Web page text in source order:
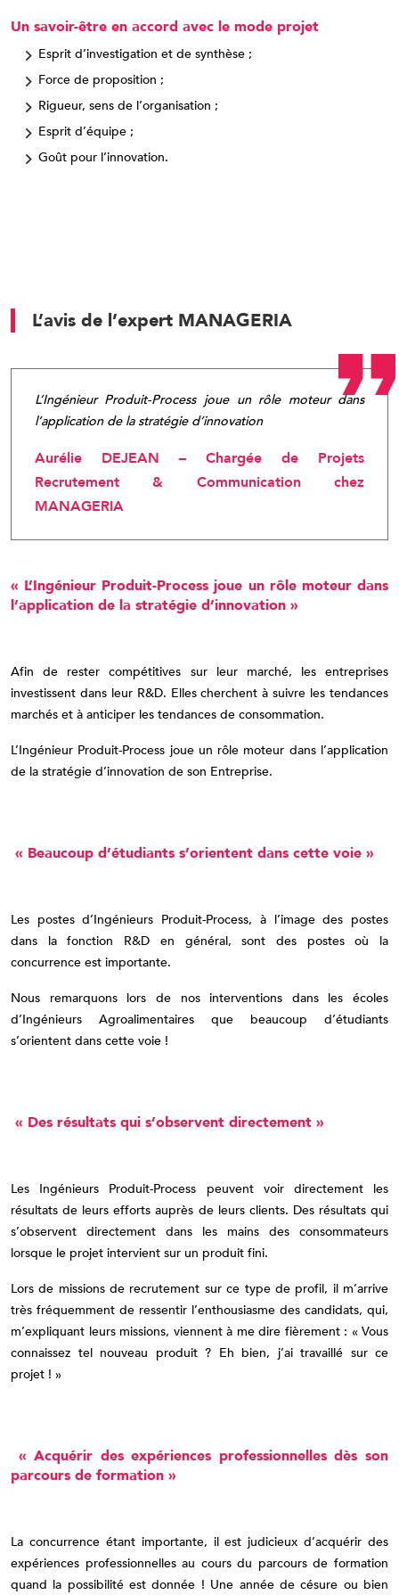
Un savoir-être en accord avec le mode projet
Esprit d’investigation et de synthèse ;
Force de proposition ;
Rigueur, sens de l’organisation ;
Esprit d’équipe ;
Goût pour l’innovation.
L’avis de l’expert MANAGERIA
L’Ingénieur Produit-Process joue un rôle moteur dans
l’application de la stratégie d’innovation
Aurélie DEJEAN – Chargée de Projets
Recrutement & Communication chez
MANAGERIA
« L’Ingénieur Produit-Process joue un rôle moteur dans
l’application de la stratégie d’innovation »
Afin de rester compétitives sur leur marché, les entreprises
investissent dans leur R&D. Elles cherchent à suivre les tendances
marchés et à anticiper les tendances de consommation.
L’Ingénieur Produit-Process joue un rôle moteur dans l’application
de la stratégie d’innovation de son Entreprise.
« Beaucoup d’étudiants s’orientent dans cette voie »
Les postes d’Ingénieurs Produit-Process, à l’image des postes
dans la fonction R&D en général, sont des postes où la
concurrence est importante.
Nous remarquons lors de nos interventions dans les écoles
d’Ingénieurs Agroalimentaires que beaucoup d’étudiants
s’orientent dans cette voie !
« Des résultats qui s’observent directement »
Les Ingénieurs Produit-Process peuvent voir directement les
résultats de leurs efforts auprès de leurs clients. Des résultats qui
s’observent directement dans les mains des consommateurs
lorsque le projet intervient sur un produit fini.
Lors de missions de recrutement sur ce type de profil, il m’arrive
très fréquemment de ressentir l’enthousiasme des candidats, qui,
m’expliquant leurs missions, viennent à me dire fièrement : « Vous
connaissez tel nouveau produit ? Eh bien, j’ai travaillé sur ce
projet ! »
« Acquérir des expériences professionnelles dès son
parcours de formation »
La concurrence étant importante, il est judicieux d’acquérir des
expériences professionnelles au cours du parcours de formation
quand la possibilité est donnée ! Une année de césure ou bien